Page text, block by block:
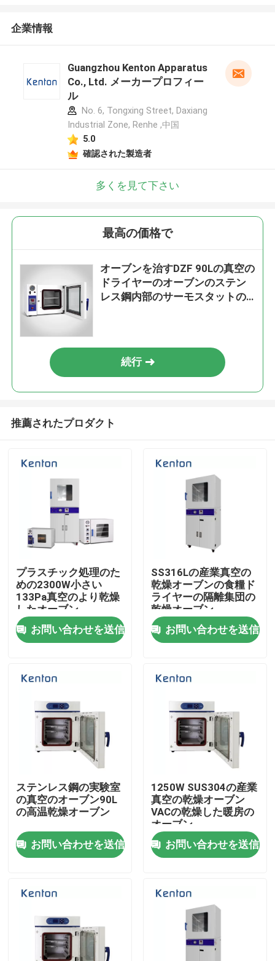
ホーム
製品
企業情報
会社案内
お問い合わせ
ニュース
実験室のより乾燥したオーブン
工業用乾燥オーブン
企業情報
Guangzhou Kenton Apparatus
Co., Ltd. メーカープロフィー
ル
No. 6, Tongxing Street, Daxiang
Industrial Zone, Renhe ,中国
5.0
確認された製造者
多くを見て下さい
最高の価格で
オーブンを治すDZF 90Lの真空の
ドライヤーのオーブンのステン
レス鋼内部のサーモスタットの
続行
推薦されたプロダクト
プラスチック処理のた
めの2300W小さい
133Pa真空のより乾燥
したオーブン
お問い合わせを送信
SS316Lの産業真空の
乾燥オーブンの食糧ド
ライヤーの隔離集団の
乾燥オーブン
お問い合わせを送信
ステンレス鋼の実験室
の真空のオーブン90L
の高温乾燥オーブン
お問い合わせを送信
1250W SUS304の産業
真空の乾燥オーブン
VACの乾燥した暖房の
オーブン
お問い合わせを送信